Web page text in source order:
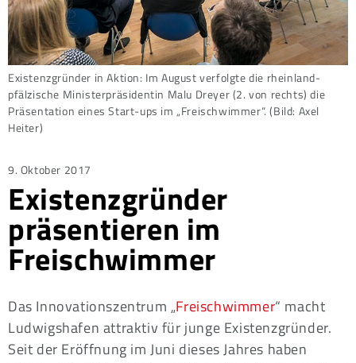
Existenzgründer in Aktion: Im August verfolgte die rheinland-
pfälzische Ministerpräsidentin Malu Dreyer (2. von rechts) die
Präsentation eines Start-ups im „Freischwimmer“. (Bild: Axel
Heiter)
Posted
on
9. Oktober 2017
Existenzgründer
präsentieren im
Freischwimmer
Das Innovationszentrum „Freischwimmer“ macht
Ludwigshafen attraktiv für junge Existenzgründer.
Seit der Eröffnung im Juni dieses Jahres haben